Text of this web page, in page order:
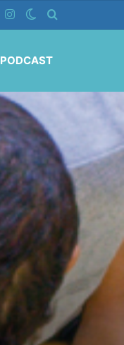
YouTubeInstagramSwitch skin
PODCAST